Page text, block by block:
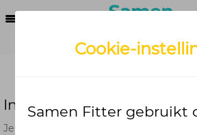
Inloggen
Je kunt met je Samen Fitter
Cookie-
Samen Fitter gebruikt